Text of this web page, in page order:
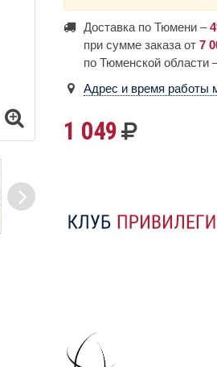
Доставка по Тюмени –
при сумме заказа от 7
по Тюменской области
Адрес и время работы
1 049